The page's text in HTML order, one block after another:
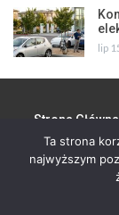
lip
Strona Główna
© 2026 -
Ta strona
najwyższym